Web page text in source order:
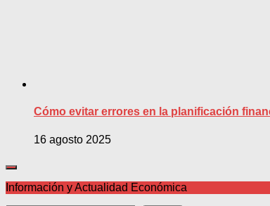
Cómo evitar errores en la planificación
16 agosto 2025
Información y Actualidad Económica